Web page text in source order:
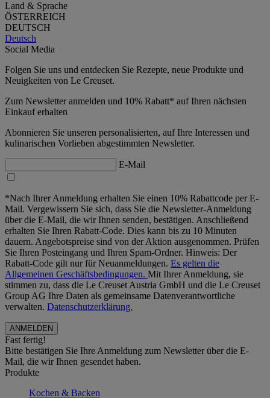
Land & Sprache
ÖSTERREICH
DEUTSCH
Deutsch
Social Media
Folgen Sie uns und entdecken Sie Rezepte, neue Produkte und
Neuigkeiten von Le Creuset.
Zum Newsletter anmelden und 10% Rabatt* auf Ihren nächsten
Einkauf erhalten
Abonnieren Sie unseren personalisierten, auf Ihre Interessen und
kulinarischen Vorlieben abgestimmten Newsletter.
E-Mail
*Nach Ihrer Anmeldung erhalten Sie einen 10% Rabattcode per E-
Mail. Vergewissern Sie sich, dass Sie die Newsletter-Anmeldung
über die E-Mail, die wir Ihnen senden, bestätigen. Anschließend
erhalten Sie Ihren Rabatt-Code. Dies kann bis zu 10 Minuten
dauern. Angebotspreise sind von der Aktion ausgenommen. Prüfen
Sie Ihren Posteingang und Ihren Spam-Ordner. Hinweis: Der
Rabatt-Code gilt nur für Neuanmeldungen. Es gelten die
Allgemeinen Geschäftsbedingungen. Mit Ihrer Anmeldung, sie
stimmen zu, dass die Le Creuset Austria GmbH und die Le Creuset
Group AG Ihre Daten als gemeinsame Datenverantwortliche
verwalten. Datenschutzerklärung.
Fast fertig!
Bitte bestätigen Sie Ihre Anmeldung zum Newsletter über die E-
Mail, die wir Ihnen gesendet haben.
Produkte
Kochen & Backen